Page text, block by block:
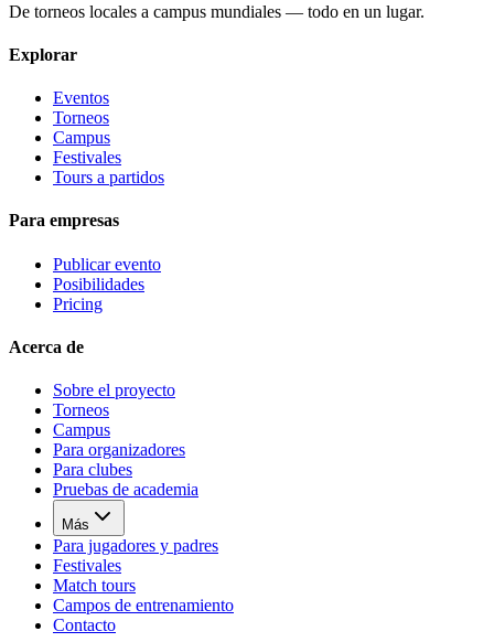
De torneos locales a campus mundiales — todo en un lugar.
Explorar
Eventos
Torneos
Campus
Festivales
Tours a partidos
Para empresas
Publicar evento
Posibilidades
Pricing
Acerca de
Sobre el proyecto
Torneos
Campus
Para organizadores
Para clubes
Pruebas de academia
Más
Para jugadores y padres
Festivales
Match tours
Campos de entrenamiento
Contacto